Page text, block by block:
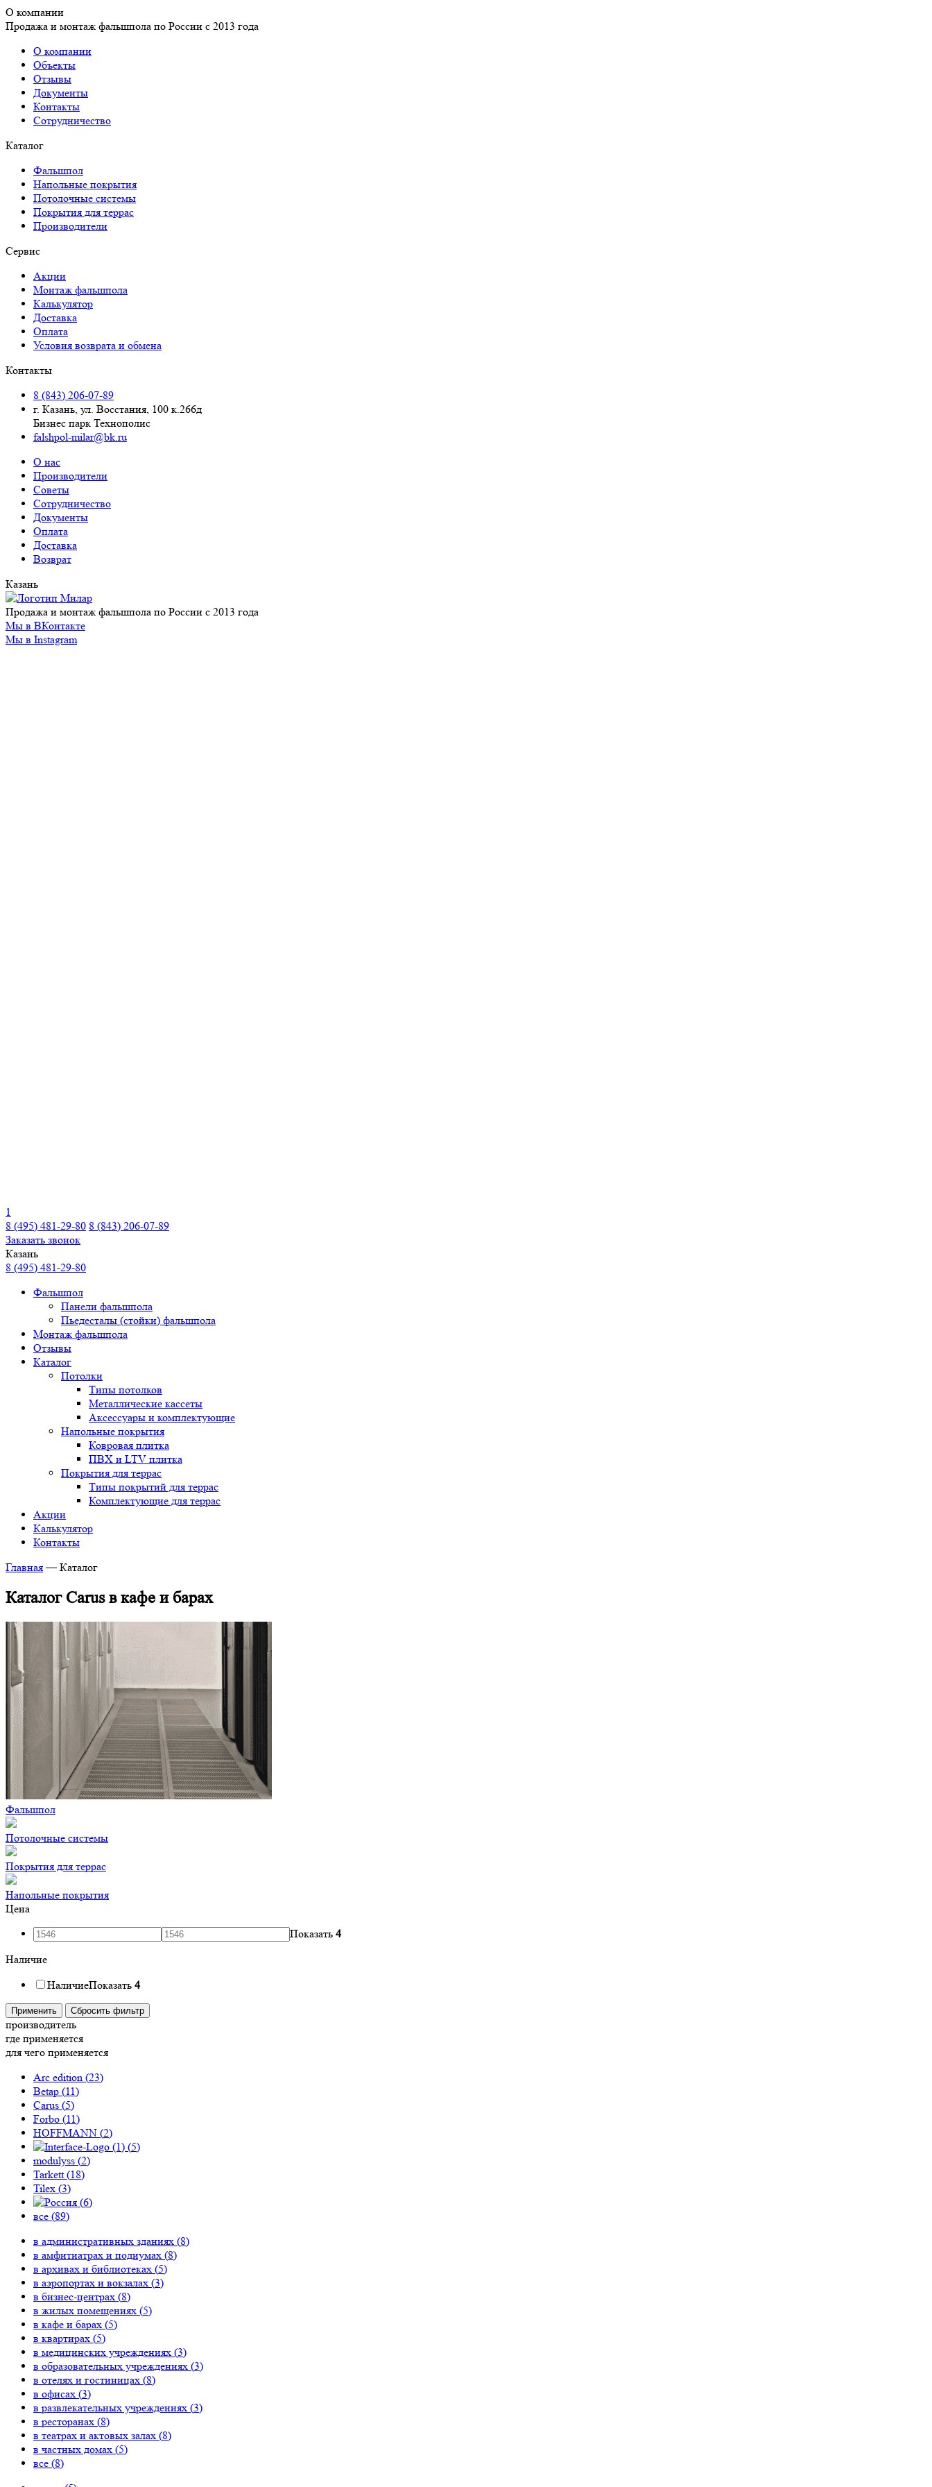
О компании
Продажа и монтаж фальшпола по России с 2013 года
О компании
Объекты
Отзывы
Документы
Контакты
Сотрудничество
Каталог
Фальшпол
Напольные покрытия
Потолочные системы
Покрытия для террас
Производители
Сервис
Акции
Монтаж фальшпола
Калькулятор
Доставка
Оплата
Условия возврата и обмена
Контакты
8 (843) 206-07-89
г. Казань, ул. Восстания, 100 к.266д
Бизнес парк Технополис
falshpol-milar@bk.ru
О нас
Производители
Советы
Сотрудничество
Документы
Оплата
Доставка
Возврат
Казань
Продажа и монтаж фальшпола по России с 2013 года
Мы в ВКонтакте
Мы в Instagram
1
8 (495) 481-29-80 8 (843) 206-07-89
Заказать звонок
Казань
8 (495) 481-29-80
Фальшпол
Панели фальшпола
Пьедесталы (стойки) фальшпола
Монтаж фальшпола
Отзывы
Каталог
Потолки
Типы потолков
Металлические кассеты
Аксессуары и комплектующие
Напольные покрытия
Ковровая плитка
ПВХ и LTV плитка
Покрытия для террас
Типы покрытий для террас
Комплектующие для террас
Акции
Калькулятор
Контакты
Главная — Каталог
Каталог Carus в кафе и барах
Фальшпол
Потолочные системы
Покрытия для террас
Напольные покрытия
Цена
Показать 4
Наличие
НаличиеПоказать 4
Применить Сбросить фильтр
производитель
где применяется
для чего применяется
Arc edition (23)
Betap (11)
Carus (5)
Forbo (11)
HOFFMANN (2)
(5)
modulyss (2)
Tarkett (18)
Tilex (3)
(6)
все (89)
в административных зданиях (8)
в амфитиатрах и подиумах (8)
в архивах и библиотеках (5)
в аэропортах и вокзалах (3)
в бизнес-центрах (8)
в жилых помещениях (5)
в кафе и барах (5)
в квартирах (5)
в медицинских учреждениях (3)
в образовательных учреждениях (3)
в отелях и гостиницах (8)
в офисах (3)
в развлекательных учреждениях (3)
в ресторанах (8)
в театрах и актовых залах (8)
в частных домах (5)
все (8)